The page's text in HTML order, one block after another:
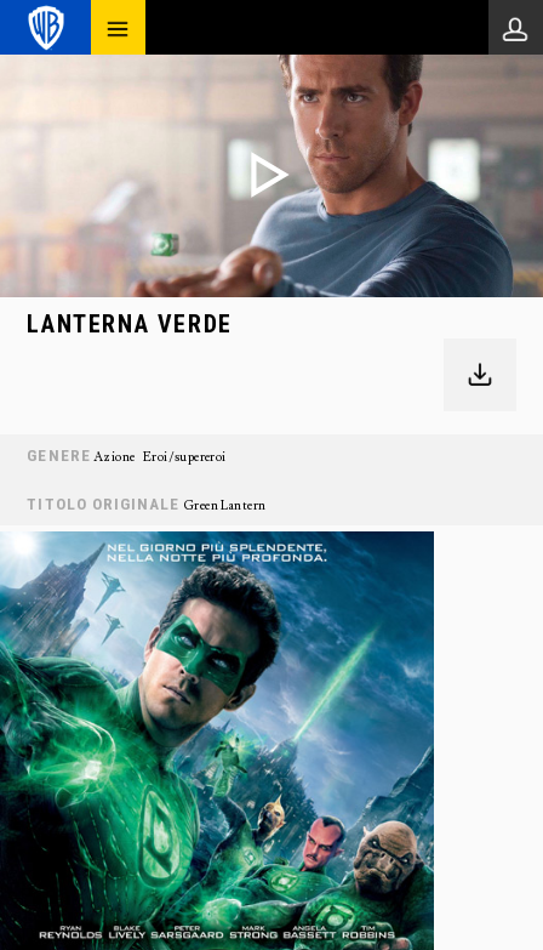
LANTERNA VERDE
GENERE Azione Eroi/supereroi
TITOLO ORIGINALE Green Lantern